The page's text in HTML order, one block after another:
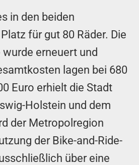
in den beiden
für gut 80 Räder. Die
erneuert und
lagen bei 680
Euro erhielt die Stadt
Holstein und dem
der Metropolregion
der Bike-and-Ride-
über eine